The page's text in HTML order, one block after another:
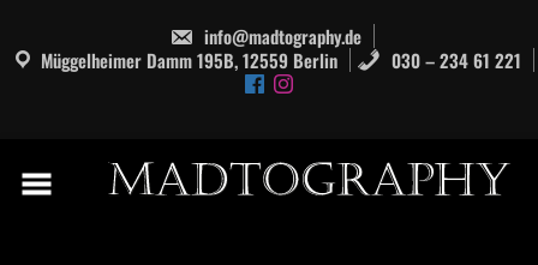
info@madtography.de
Müggelheimer Damm 195B, 12559 Berlin
030 – 234 61 221